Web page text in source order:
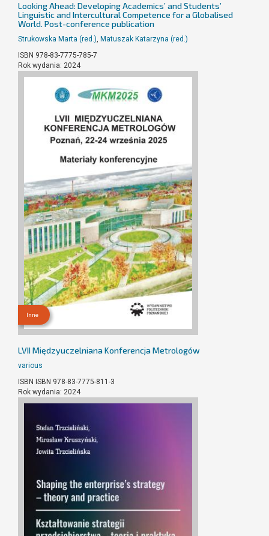
Looking Ahead: Developing Academics’ and Students’
Linguistic and Intercultural Competence for a Globalised
World. Post-conference publication
Strukowska Marta (red.), Matuszak Katarzyna (red.)
ISBN 978-83-7775-785-7
Rok wydania: 2024
Inne
LVII Międzyuczelniana Konferencja Metrologów
various
ISBN ISBN 978-83-7775-811-3
Rok wydania: 2024